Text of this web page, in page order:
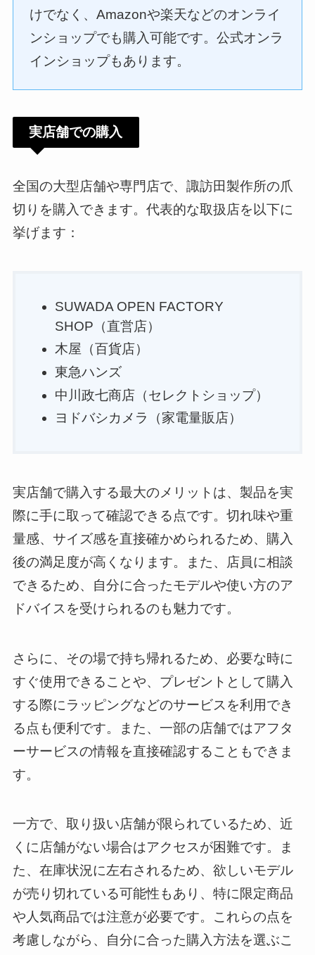
けでなく、Amazonや楽天などのオンライ
ンショップでも購入可能です。公式オンラ
インショップもあります。
実店舗での購入
全国の大型店舗や専門店で、諏訪田製作所の爪
切りを購入できます。代表的な取扱店を以下に
挙げます：
SUWADA OPEN FACTORY
SHOP（直営店）
木屋（百貨店）
東急ハンズ
中川政七商店（セレクトショップ）
ヨドバシカメラ（家電量販店）
実店舗で購入する最大のメリットは、製品を実
際に手に取って確認できる点です。切れ味や重
量感、サイズ感を直接確かめられるため、購入
後の満足度が高くなります。また、店員に相談
できるため、自分に合ったモデルや使い方のア
ドバイスを受けられるのも魅力です。
さらに、その場で持ち帰れるため、必要な時に
すぐ使用できることや、プレゼントとして購入
する際にラッピングなどのサービスを利用でき
る点も便利です。また、一部の店舗ではアフタ
ーサービスの情報を直接確認することもできま
す。
一方で、取り扱い店舗が限られているため、近
くに店舗がない場合はアクセスが困難です。ま
た、在庫状況に左右されるため、欲しいモデル
が売り切れている可能性もあり、特に限定商品
や人気商品では注意が必要です。これらの点を
考慮しながら、自分に合った購入方法を選ぶこ